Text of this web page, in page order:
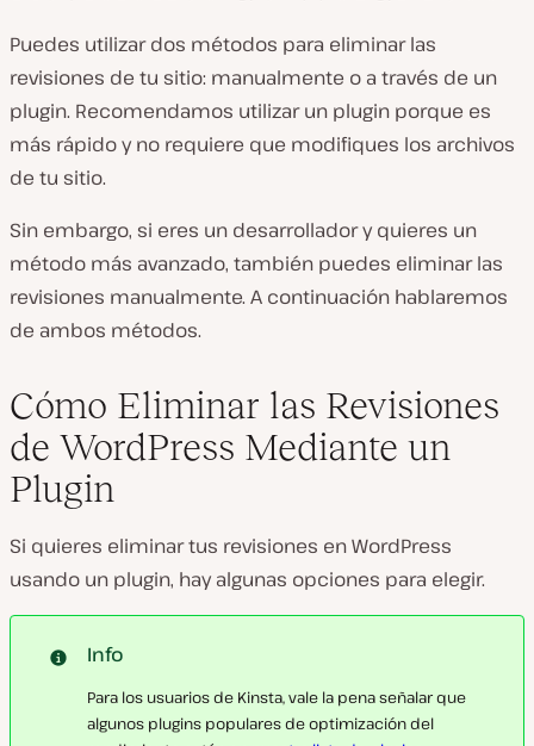
Puedes utilizar dos métodos para eliminar las
revisiones de tu sitio: manualmente o a través de un
plugin. Recomendamos utilizar un plugin porque es
más rápido y no requiere que modifiques los archivos
de tu sitio.
Sin embargo, si eres un desarrollador y quieres un
método más avanzado, también puedes eliminar las
revisiones manualmente. A continuación hablaremos
de ambos métodos.
Cómo Eliminar las Revisiones
de WordPress Mediante un
Plugin
Si quieres eliminar tus revisiones en WordPress
usando un plugin, hay algunas opciones para elegir.
Info
Para los usuarios de Kinsta, vale la pena señalar que
algunos plugins populares de optimización del